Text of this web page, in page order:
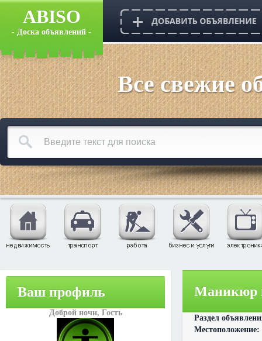
ABISO
- Доска объявлений -
Все свежие
Ваш профиль
Доброй ночи, Гость
Маникюр
Раздел
Местоположение: